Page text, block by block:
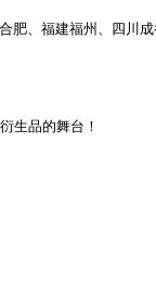
肥、福建福州、四川
生品的舞台！